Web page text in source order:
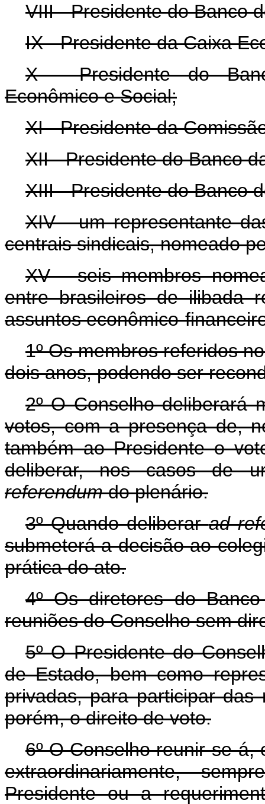
VIII - Presidente do Banco
IX - Presidente da Caixa
X - Presidente do
Econômico e Social;
XI - Presidente da
XII - Presidente do Banco
XIII - Presidente do Banco
XIV - um representante
centrais sindicais, nomeado
XV - seis membros
entre brasileiros de ilibada
assuntos econômico-
1º Os membros referidos
dois anos, podendo ser
2º O Conselho deliberará
votos, com a presença de,
também ao Presidente o
deliberar, nos casos de
referendumdo plenário.
3º Quando deliberarad
submeterá a decisão ao
prática do ato.
4º Os diretores do
reuniões do Conselho sem
5º O Presidente do
de Estado, bem como
privadas, para participar
porém, o direito de voto.
6º O Conselho reunir-se-
extraordinariamente,
Presidente ou a